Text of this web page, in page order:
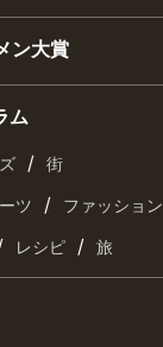
ン大賞
ム
/ 街
ツ / ファッション
レシピ / 旅